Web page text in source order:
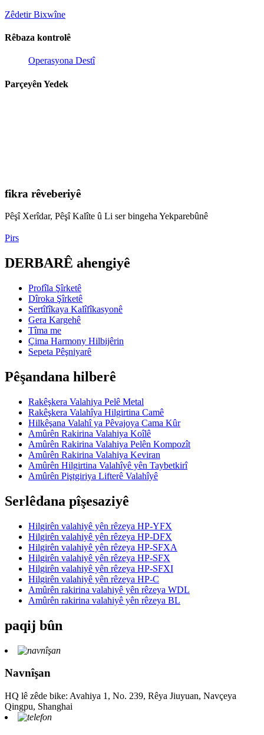
Zêdetir Bixwîne
Rêbaza kontrolê
Operasyona Destî
Parçeyên Yedek
fikra rêveberiyê
Pêşî Xerîdar, Pêşî Kalîte û Li ser bingeha Yekparebûnê
Pirs
DERBARÊ ahengiyê
Profîla Şîrketê
Dîroka Şîrketê
Sertîfîkaya Kalîfîkasyonê
Gera Kargehê
Tîma me
Çima Harmony Hilbijêrin
Sepeta Pêşniyarê
Pêşandana hilberê
Rakêşkera Valahiya Pelê Metal
Rakêşkera Valahîya Hilgirtina Camê
Hilkêşana Valahî ya Pêvajoya Cama Kûr
Amûrên Rakirina Valahiya Koîlê
Amûrên Rakirina Valahiya Pelên Kompozît
Amûrên Rakirina Valahiya Keviran
Amûrên Hilgirtina Valahîyê yên Taybetkirî
Amûrên Piştgiriya Lifterê Valahîyê
Serlêdana pîşesaziyê
Hilgirên valahiyê yên rêzeya HP-YFX
Hilgirên valahiyê yên rêzeya HP-DFX
Hilgirên valahiyê yên rêzeya HP-SFXA
Hilgirên valahiyê yên rêzeya HP-SFX
Hilgirên valahiyê yên rêzeya HP-SFXI
Hilgirên valahiyê yên rêzeya HP-C
Amûrên rakirina valahiyê yên rêzeya WDL
Amûrên rakirina valahiyê yên rêzeya BL
paqij bûn
Navnîşan
HQ lê zêde bike: Avahiya 1, No. 239, Rêya Jiuyuan, Navçeya
Qingpu, Shanghai